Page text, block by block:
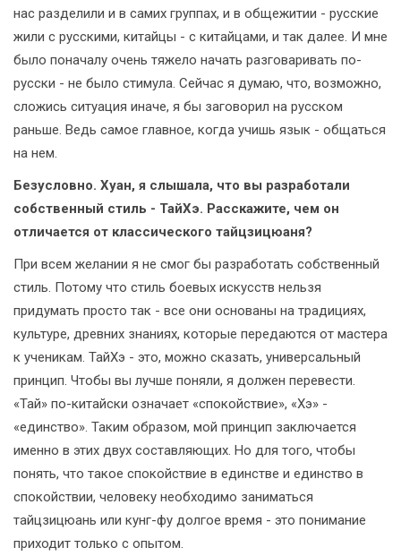
нас разделили и в самих группах, и в общежитии - русские
жили с русскими, китайцы - с китайцами, и так далее. И мне
было поначалу очень тяжело начать разговаривать по-
русски - не было стимула. Сейчас я думаю, что, возможно,
сложись ситуация иначе, я бы заговорил на русском
раньше. Ведь самое главное, когда учишь язык - общаться
на нем.
Безусловно. Хуан, я слышала, что вы разработали
собственный стиль - ТайХэ. Расскажите, чем он
отличается от классического тайцзицюаня?
При всем желании я не смог бы разработать собственный
стиль. Потому что стиль боевых искусств нельзя
придумать просто так - все они основаны на традициях,
культуре, древних знаниях, которые передаются от мастера
к ученикам. ТайХэ - это, можно сказать, универсальный
принцип. Чтобы вы лучше поняли, я должен перевести.
«Тай» по-китайски означает «спокойствие», «Хэ» -
«единство». Таким образом, мой принцип заключается
именно в этих двух составляющих. Но для того, чтобы
понять, что такое спокойствие в единстве и единство в
спокойствии, человеку необходимо заниматься
тайцзицюань или кунг-фу долгое время - это понимание
приходит только с опытом.